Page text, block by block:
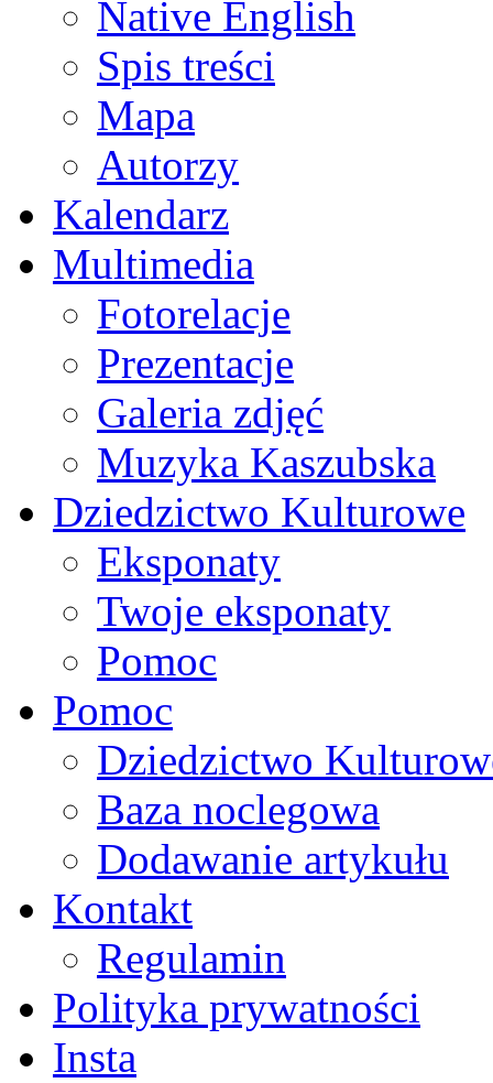
Native English
Spis treści
Mapa
Autorzy
Kalendarz
Multimedia
Fotorelacje
Prezentacje
Galeria zdjęć
Muzyka Kaszubska
Dziedzictwo Kulturowe
Eksponaty
Twoje eksponaty
Pomoc
Pomoc
Dziedzictwo
Baza noclegowa
Dodawanie artykułu
Kontakt
Regulamin
Polityka prywatności
Insta